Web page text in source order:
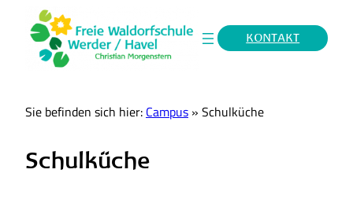
KONTAKT
Sie befinden sich hier: Campus » Schulküche
Schulküche